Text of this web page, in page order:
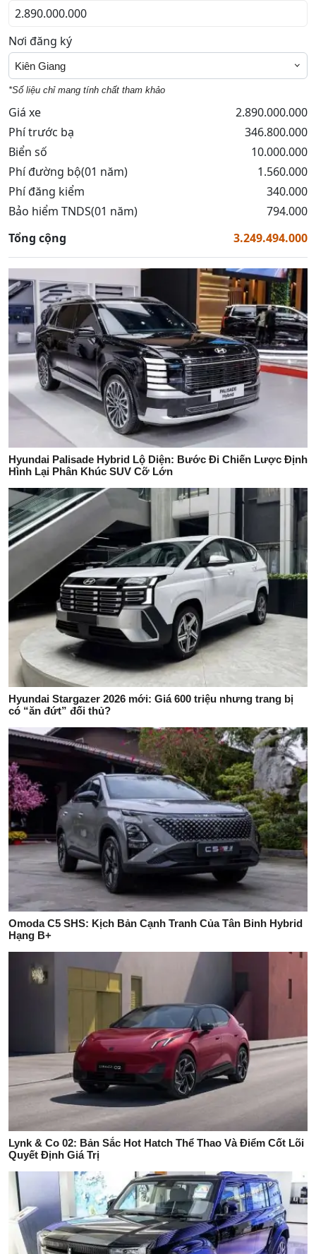
Nơi đăng ký
Kiên Giang
*Số liệu chỉ mang tính chất tham khảo
Giá xe
2.890.000.000
Phí trước bạ
346.800.000
Biển số
10.000.000
Phí đường bộ(01 năm)
1.560.000
Phí đăng kiểm
340.000
Bảo hiểm TNDS(01 năm)
794.000
Tổng cộng
3.249.494.000
Hyundai Palisade Hybrid Lộ Diện: Bước Đi Chiến Lược Định
Hình Lại Phân Khúc SUV Cỡ Lớn
Hyundai Stargazer 2026 mới: Giá 600 triệu nhưng trang bị
có “ăn đứt” đối thủ?
Omoda C5 SHS: Kịch Bản Cạnh Tranh Của Tân Binh Hybrid
Hạng B+
Lynk & Co 02: Bản Sắc Hot Hatch Thể Thao Và Điểm Cốt Lõi
Quyết Định Giá Trị